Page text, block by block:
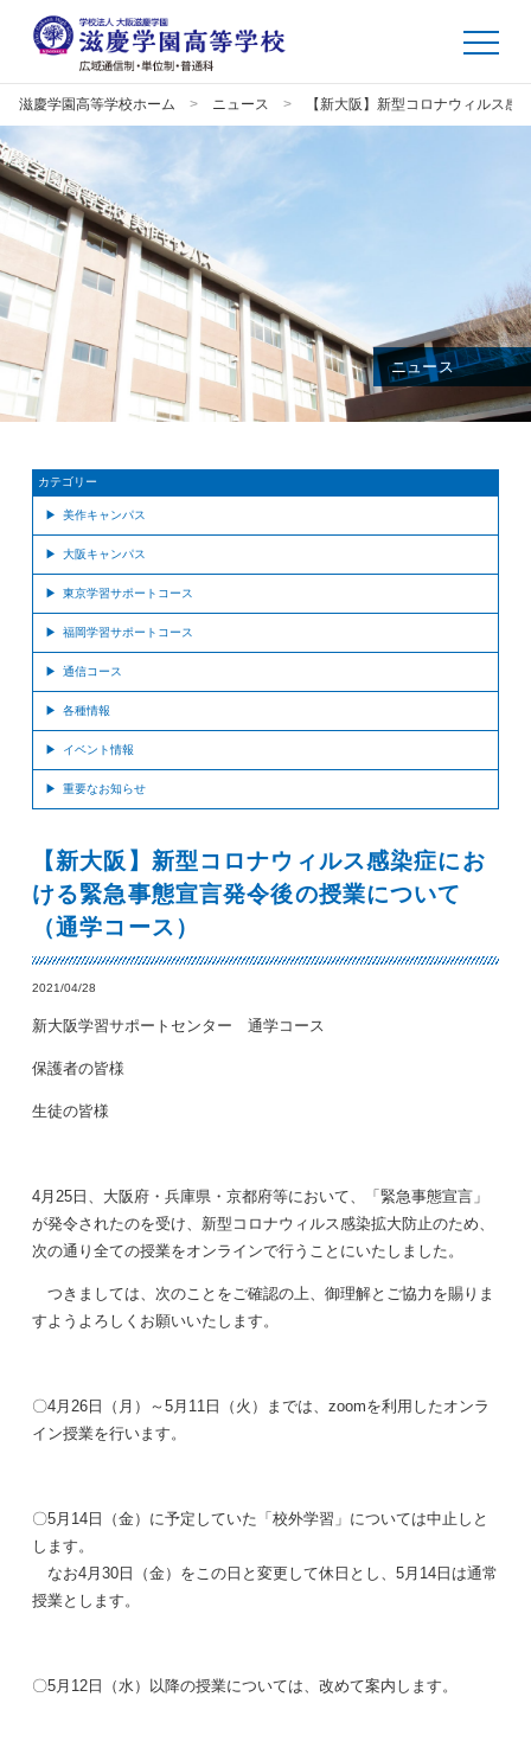
滋慶学園高等学校ホーム ニュース 【新大阪】新型コロナウィルス
ニュース
カテゴリー
美作キャンパス
大阪キャンパス
東京学習サポートコース
福岡学習サポートコース
通信コース
各種情報
イベント情報
重要なお知らせ
【新大阪】新型コロナウィルス感染症にお
ける緊急事態宣言発令後の授業について
（通学コース）
2021/04/28
新大阪学習サポートセンター 通学コース
保護者の皆様
生徒の皆様
4月25日、大阪府・兵庫県・京都府等において、「緊急事態宣言」
が発令されたのを受け、新型コロナウィルス感染拡大防止のため、
次の通り全ての授業をオンラインで行うことにいたしました。
つきましては、次のことをご確認の上、御理解とご協力を賜りま
すようよろしくお願いいたします。
〇4月26日（月）～5月11日（火）までは、zoomを利用したオンラ
イン授業を行います。
〇5月14日（金）に予定していた「校外学習」については中止しと
します。
なお4月30日（金）をこの日と変更して休日とし、5月14日は通常
授業とします。
〇5月12日（水）以降の授業については、改めて案内します。